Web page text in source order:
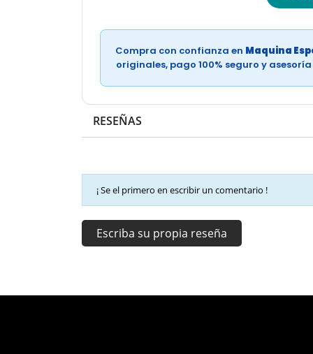
Compra con confianza en Maquina
originales, pago 100% seguro y
RESEÑAS
¡ Se el primero en escribir un comentario !
Escriba su propia reseña